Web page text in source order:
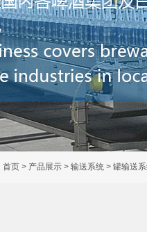
首页 > 产品展示 > 输送系统 > 罐输送